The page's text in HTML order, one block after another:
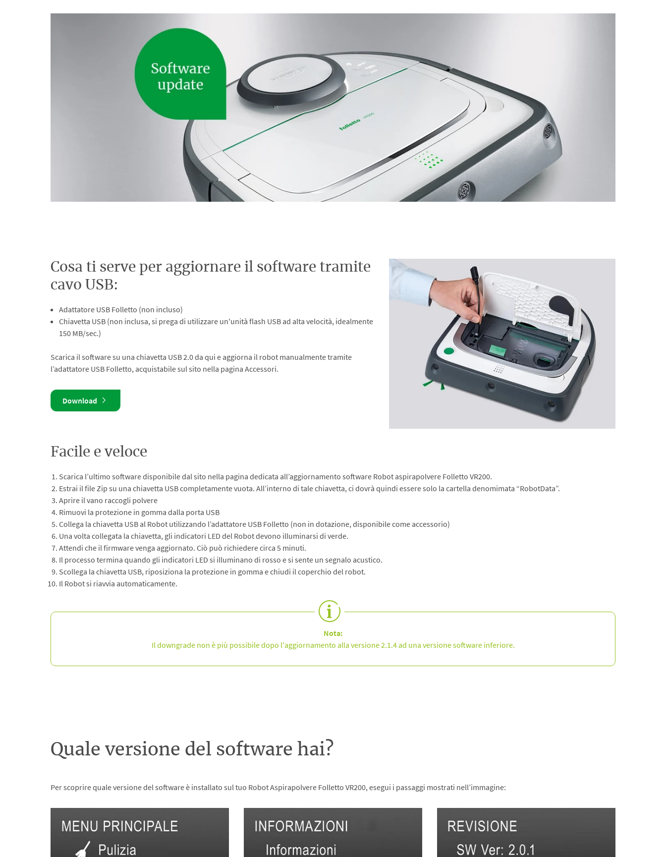
Cosa ti serve per aggiornare il software tramite
cavo USB:
Adattatore USB Folletto (non incluso)
Chiavetta USB (non inclusa, si prega di utilizzare un'unità flash USB ad alta velocità, idealmente
150 MB/sec.)
Scarica il software su una chiavetta USB 2.0 da qui e aggiorna il robot manualmente tramite
l’adattatore USB Folletto, acquistabile sul sito nella pagina Accessori.
Download
Facile e veloce
Scarica l’ultimo software disponibile dal sito nella pagina dedicata all’aggiornamento software Robot aspirapolvere Folletto VR200.
Estrai il file Zip su una chiavetta USB completamente vuota. All’interno di tale chiavetta, ci dovrà quindi essere solo la cartella denomimata “RobotData”.
Aprire il vano raccogli polvere
Rimuovi la protezione in gomma dalla porta USB
Collega la chiavetta USB al Robot utilizzando l’adattatore USB Folletto (non in dotazione, disponibile come accessorio)
Una volta collegata la chiavetta, gli indicatori LED del Robot devono illuminarsi di verde.
Attendi che il firmware venga aggiornato. Ciò può richiedere circa 5 minuti.
Il processo termina quando gli indicatori LED si illuminano di rosso e si sente un segnalo acustico.
Scollega la chiavetta USB, riposiziona la protezione in gomma e chiudi il coperchio del robot.
Il Robot si riavvia automaticamente.
Nota:
Il downgrade non è più possibile dopo l'aggiornamento alla versione 2.1.4 ad una versione software inferiore.
Quale versione del software hai?
Per scoprire quale versione del software è installato sul tuo Robot Aspirapolvere Folletto VR200, esegui i passaggi mostrati nell’immagine: